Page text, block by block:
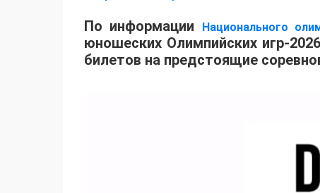
По информации Национального
юношеских Олимпийских игр-
билетов на предстоящие